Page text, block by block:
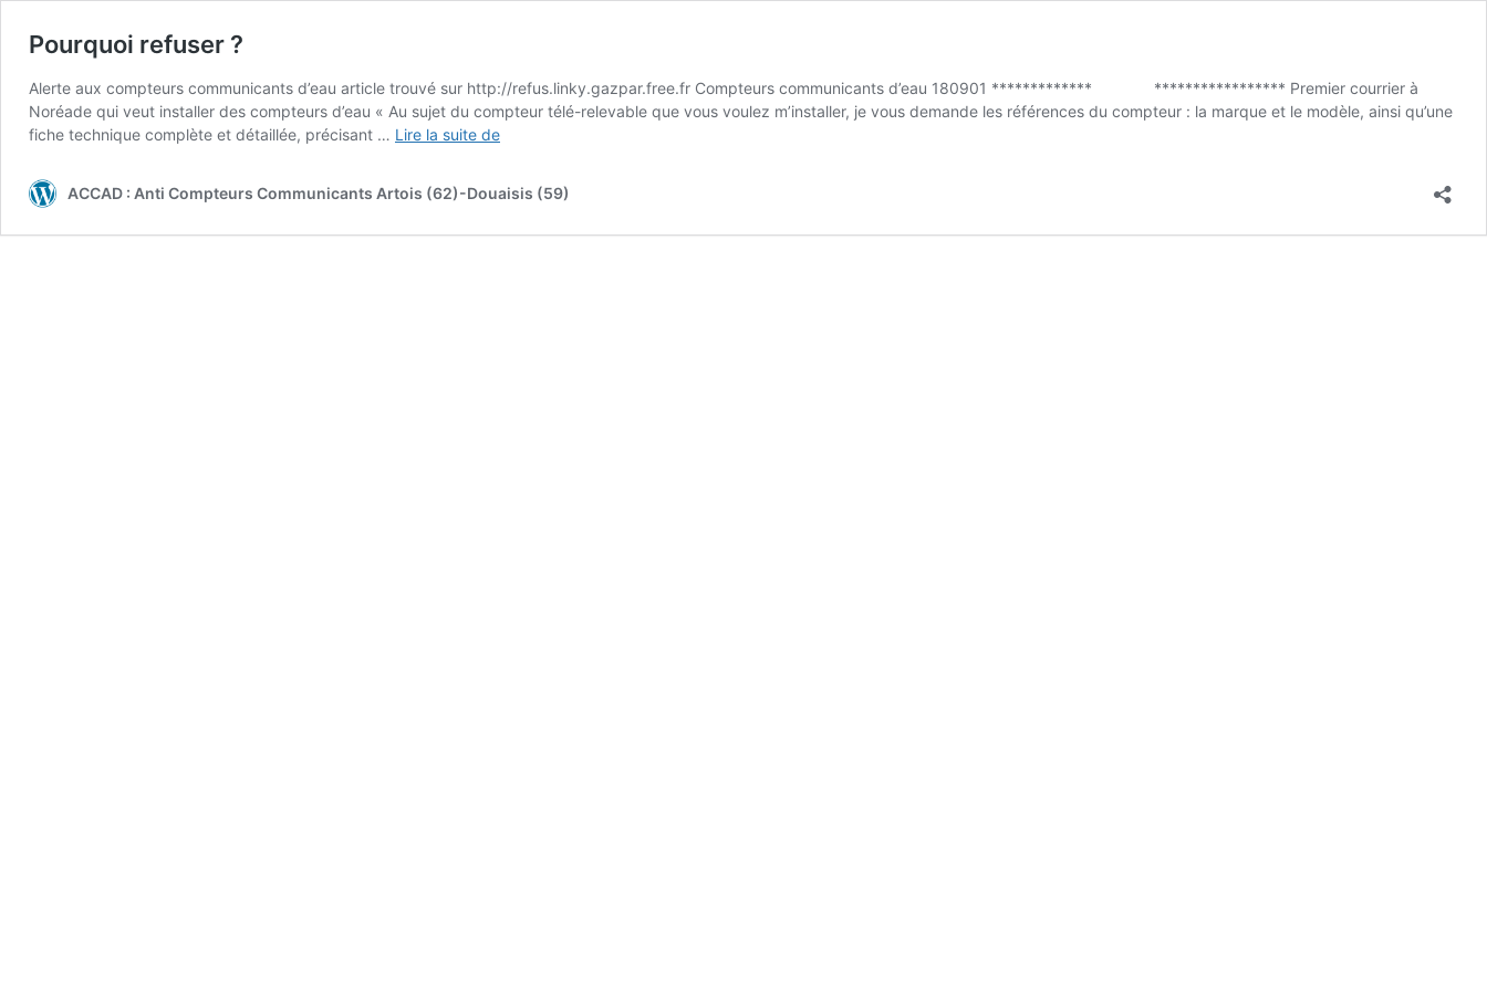
Pourquoi refuser ?
Alerte aux compteurs communicants d’eau article trouvé sur http://refus.linky.gazpar.free.fr Compteurs communicants d’eau 180901 ************* ***************** Premier courrier à
Noréade qui veut installer des compteurs d’eau « Au sujet du compteur télé-relevable que vous voulez m’installer, je vous demande les références du compteur : la marque et le modèle, ainsi qu’une
fiche technique complète et détaillée, précisant … Lire la suite dePourquoi
ACCAD : Anti Compteurs Communicants Artois (62)-Douaisis (59)